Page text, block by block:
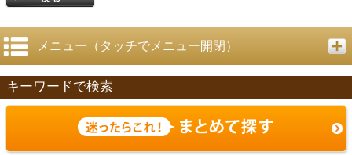
戻る
メニュー（タッチでメニュー開閉）
キーワードで検索